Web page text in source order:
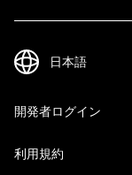
開発者ログイン
利用規約